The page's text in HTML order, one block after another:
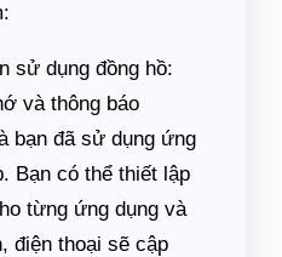
sử dụng đồng hồ:
và thông báo
bạn đã sử dụng ứng
Bạn có thể thiết lập
từng ứng dụng và
điện thoại sẽ cập